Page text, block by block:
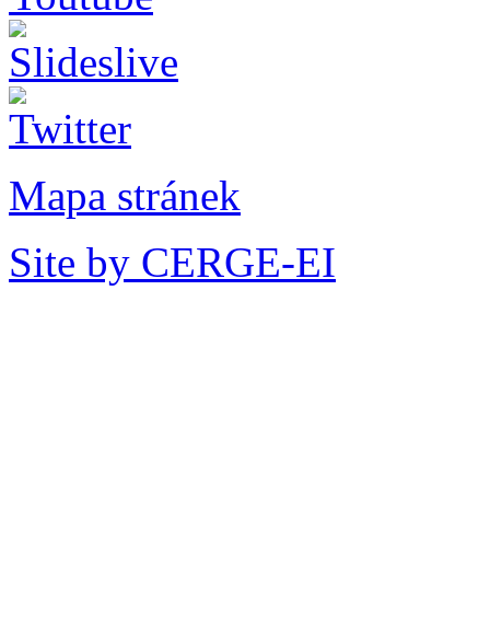
Mapa stránek
Site by CERGE-EI